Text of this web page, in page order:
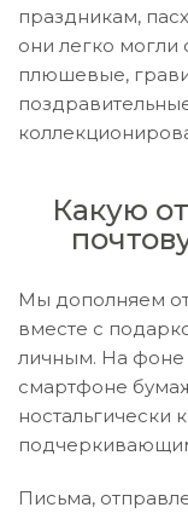
праздникам,
они легко могли
плюшевые,
Какую
Мы дополняем
вместе с
личным. На фоне
смартфоне
ностальгически
Письма,